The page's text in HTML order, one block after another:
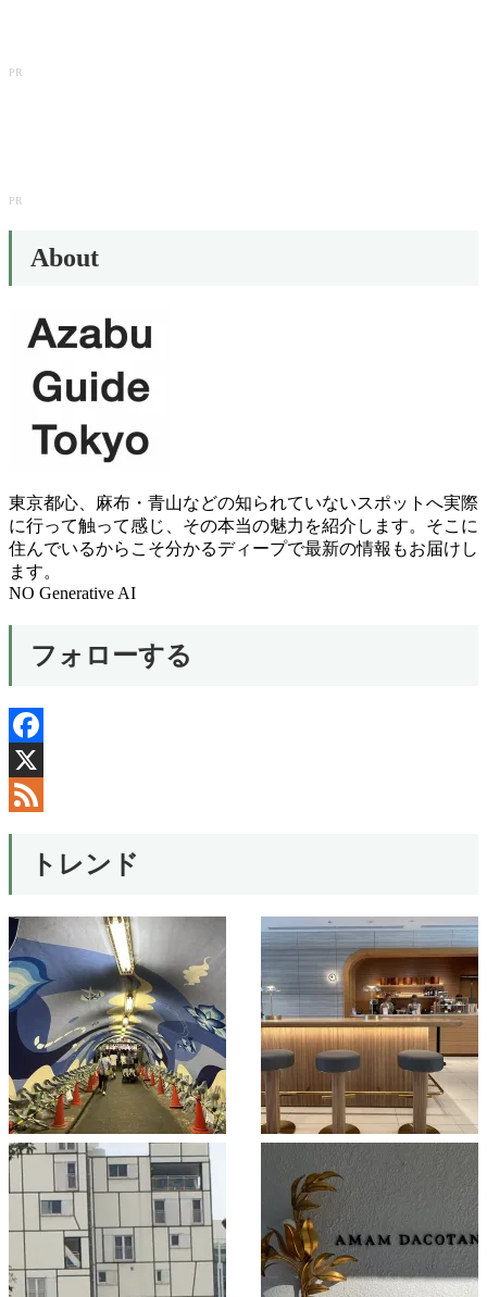
PR
PR
About
東京都心、麻布・青山などの知られていないスポットへ実際
に行って触って感じ、その本当の魅力を紹介します。そこに
住んでいるからこそ分かるディープで最新の情報もお届けし
ます。
NO Generative AI
フォローする
Facebook
X
トレンド